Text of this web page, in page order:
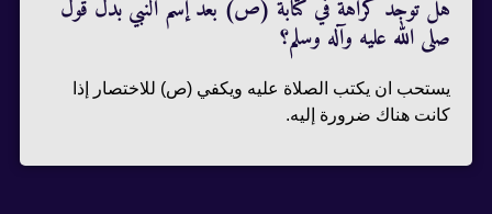
هل توجد كراهة في كتابة (ص) بعد إسم النبي بدل قول
صلى الله عليه وآله وسلم؟
يستحب ان يكتب الصلاة عليه ويكفي (ص) للاختصار إذا
كانت هناك ضرورة إليه.